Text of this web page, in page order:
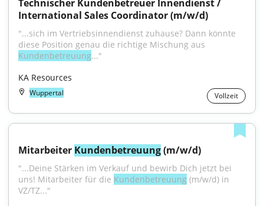
Technischer Kundenbetreuer Innendienst /
International Sales Coordinator (m/w/d)
"...sich im Vertriebsinnendienst zuhause? Dann könnte
Kundenbetreuung..."
KA Resources
Wuppertal Vollzeit
Mitarbeiter Kundenbetreuung (m/w/d)
"...Deine Stärken im Verkauf und bewirb Dich jetzt bei
uns! Mitarbeiter für die Kundenbetreuung (m/w/d) in
VZ/TZ..."